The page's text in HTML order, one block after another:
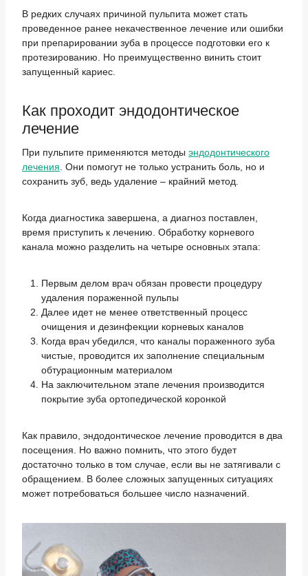
В редких случаях причиной пульпита может стать
проведенное ранее некачественное лечение или ошибки
при препарировании зуба в процессе подготовки его к
протезированию. Но преимущественно винить стоит
запущенный кариес.
Как проходит эндодонтическое
лечение
При пульпите применяются методы эндодонтического
лечения . Они помогут не только устранить боль, но и
сохранить зуб, ведь удаление – крайний метод.
Когда диагностика завершена, а диагноз поставлен,
время приступить к лечению. Обработку корневого
канала можно разделить на четыре основных этапа:
Первым делом врач обязан провести процедуру
удаления пораженной пульпы
Далее идет не менее ответственный процесс
очищения и дезинфекции корневых каналов
Когда врач убедился, что каналы пораженного зуба
чистые, проводится их заполнение специальным
обтурационным материалом
На заключительном этапе лечения производится
покрытие зуба ортопедической коронкой
Как правило, эндодонтическое лечение проводится в два
посещения. Но важно помнить, что этого будет
достаточно только в том случае, если вы не затягивали с
обращением. В более сложных запущенных ситуациях
может потребоваться большее число назначений.